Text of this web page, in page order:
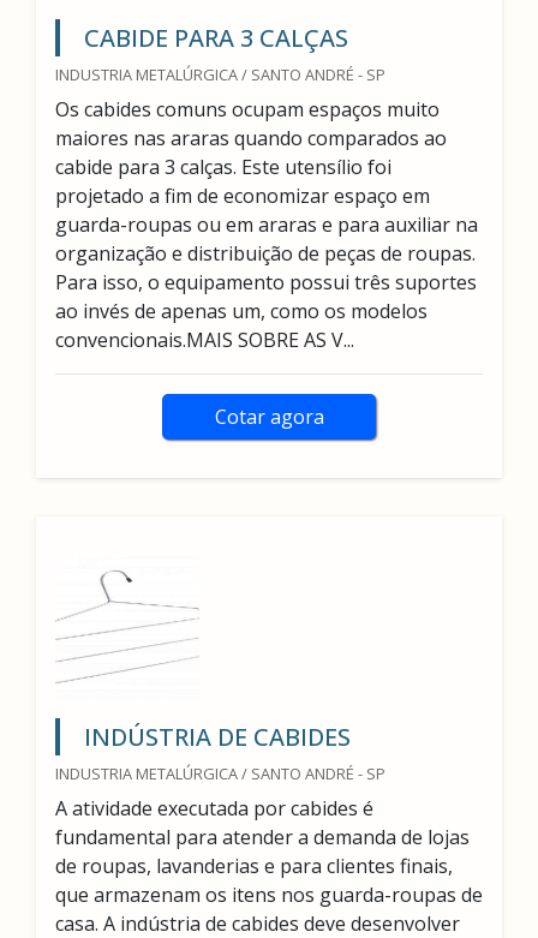
CABIDE PARA 3 CALÇAS
INDUSTRIA METALÚRGICA / SANTO ANDRÉ - SP
Os cabides comuns ocupam espaços muito
maiores nas araras quando comparados ao
cabide para 3 calças. Este utensílio foi
projetado a fim de economizar espaço em
guarda-roupas ou em araras e para auxiliar na
organização e distribuição de peças de roupas.
Para isso, o equipamento possui três suportes
ao invés de apenas um, como os modelos
convencionais.MAIS SOBRE AS V...
Cotar agora
INDÚSTRIA DE CABIDES
INDUSTRIA METALÚRGICA / SANTO ANDRÉ - SP
A atividade executada por cabides é
fundamental para atender a demanda de lojas
de roupas, lavanderias e para clientes finais,
que armazenam os itens nos guarda-roupas de
casa. A indústria de cabides deve desenvolver